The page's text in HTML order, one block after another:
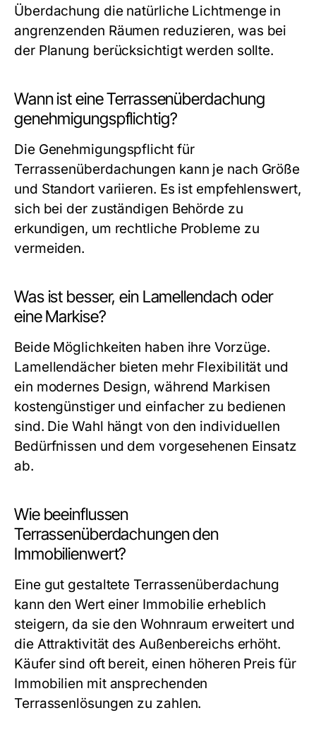
Überdachung die natürliche Lichtmenge in
angrenzenden Räumen reduzieren, was bei
der Planung berücksichtigt werden sollte.
Wann ist eine Terrassenüberdachung
genehmigungspflichtig?
Die Genehmigungspflicht für
Terrassenüberdachungen kann je nach Größe
und Standort variieren. Es ist empfehlenswert,
sich bei der zuständigen Behörde zu
erkundigen, um rechtliche Probleme zu
vermeiden.
Was ist besser, ein Lamellendach oder
eine Markise?
Beide Möglichkeiten haben ihre Vorzüge.
Lamellendächer bieten mehr Flexibilität und
ein modernes Design, während Markisen
kostengünstiger und einfacher zu bedienen
sind. Die Wahl hängt von den individuellen
Bedürfnissen und dem vorgesehenen Einsatz
ab.
Wie beeinflussen
Terrassenüberdachungen den
Immobilienwert?
Eine gut gestaltete Terrassenüberdachung
kann den Wert einer Immobilie erheblich
steigern, da sie den Wohnraum erweitert und
die Attraktivität des Außenbereichs erhöht.
Käufer sind oft bereit, einen höheren Preis für
Immobilien mit ansprechenden
Terrassenlösungen zu zahlen.